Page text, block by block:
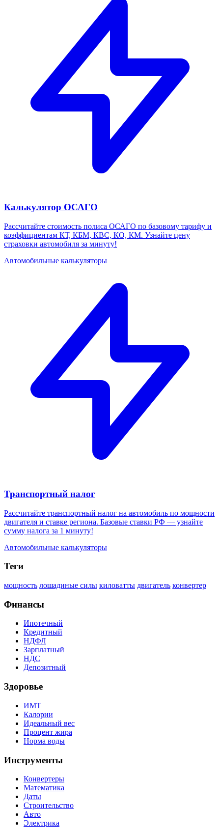
Калькулятор ОСАГО
Рассчитайте стоимость полиса ОСАГО по базовому тарифу и
коэффициентам КТ, КБМ, КВС, КО, КМ. Узнайте цену
страховки автомобиля за минуту!
Автомобильные калькуляторы
Транспортный налог
Рассчитайте транспортный налог на автомобиль по мощности
двигателя и ставке региона. Базовые ставки РФ — узнайте
сумму налога за 1 минуту!
Автомобильные калькуляторы
Теги
мощность лошадиные силы киловатты двигатель конвертер
Финансы
Ипотечный
Кредитный
НДФЛ
Зарплатный
НДС
Депозитный
Здоровье
ИМТ
Калории
Идеальный вес
Процент жира
Норма воды
Инструменты
Конвертеры
Математика
Даты
Строительство
Авто
Электрика